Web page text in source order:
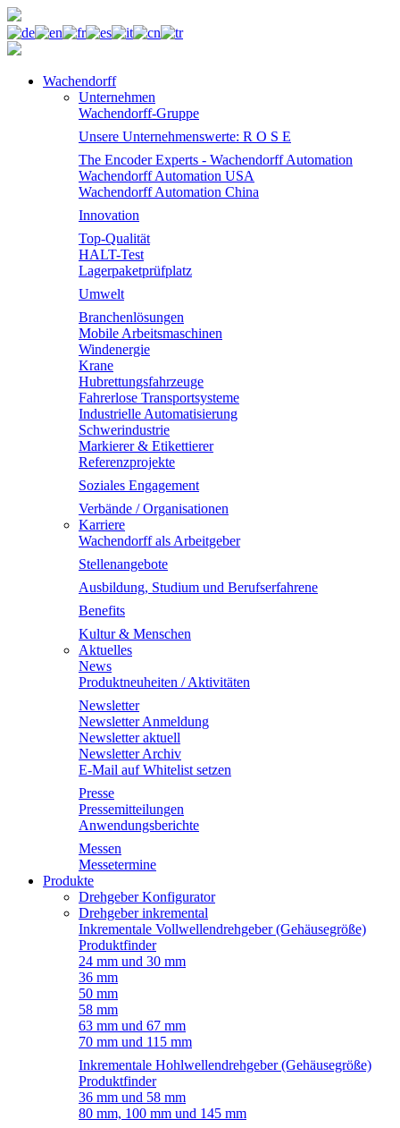
Wachendorff
Unternehmen
Wachendorff-Gruppe
Unsere Unternehmenswerte: R O S E
The Encoder Experts - Wachendorff Automation
Wachendorff Automation USA
Wachendorff Automation China
Innovation
Top-Qualität
HALT-Test
Lagerpaketprüfplatz
Umwelt
Branchenlösungen
Mobile Arbeitsmaschinen
Windenergie
Krane
Hubrettungsfahrzeuge
Fahrerlose Transportsysteme
Industrielle Automatisierung
Schwerindustrie
Markierer & Etikettierer
Referenzprojekte
Soziales Engagement
Verbände / Organisationen
Karriere
Wachendorff als Arbeitgeber
Stellenangebote
Ausbildung, Studium und Berufserfahrene
Benefits
Kultur & Menschen
Aktuelles
News
Produktneuheiten / Aktivitäten
Newsletter
Newsletter Anmeldung
Newsletter aktuell
Newsletter Archiv
E-Mail auf Whitelist setzen
Presse
Pressemitteilungen
Anwendungsberichte
Messen
Messetermine
Produkte
Drehgeber Konfigurator
Drehgeber inkremental
Inkrementale Vollwellendrehgeber (Gehäusegröße)
Produktfinder
24 mm und 30 mm
36 mm
50 mm
58 mm
63 mm und 67 mm
70 mm und 115 mm
Inkrementale Hohlwellendrehgeber (Gehäusegröße)
Produktfinder
36 mm und 58 mm
80 mm, 100 mm und 145 mm